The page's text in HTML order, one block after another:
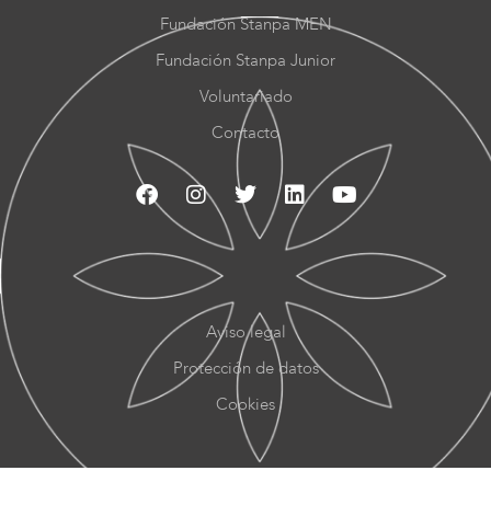
Fundación Stanpa MEN
Fundación Stanpa Junior
Voluntariado
Contacto
Aviso legal
Protección de datos
Cookies